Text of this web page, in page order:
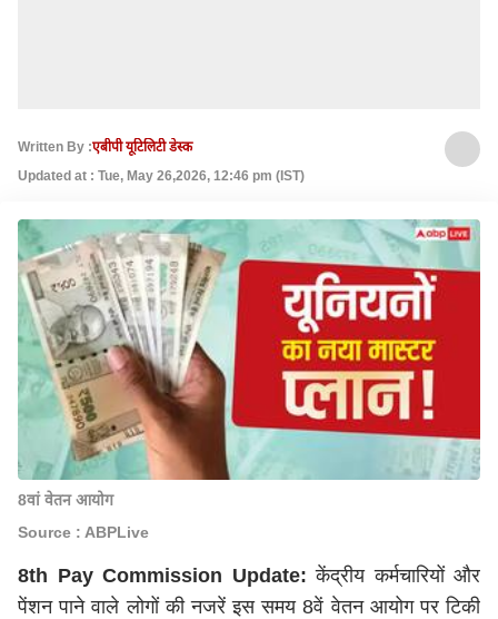
Written By :एबीपी यूटिलिटी डेस्क
Updated at : Tue, May 26,2026, 12:46 pm (IST)
8वां वेतन आयोग
Source : ABPLive
8th Pay Commission Update: केंद्रीय कर्मचारियों और
पेंशन पाने वाले लोगों की नजरें इस समय 8वें वेतन आयोग पर टिकी